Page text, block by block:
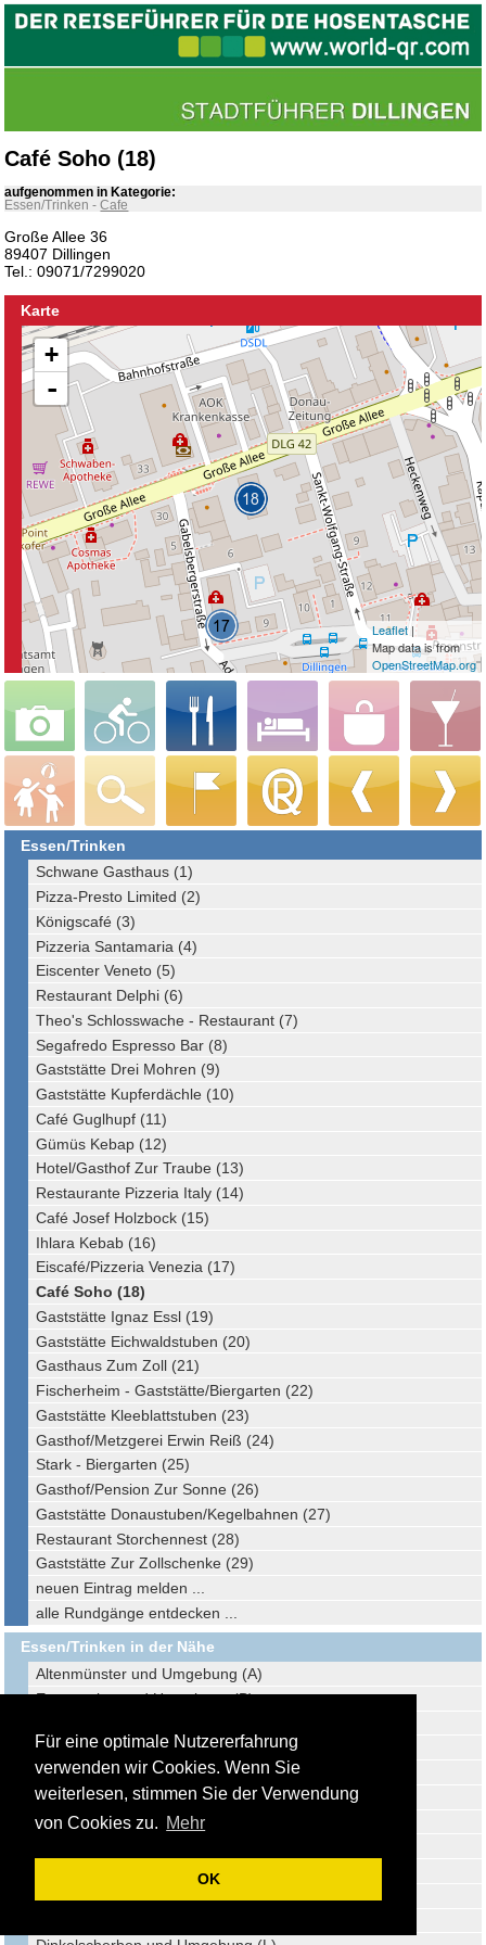
Für eine optimale Nutzererfahrung
verwenden wir Cookies. Wenn Sie
weiterlesen, stimmen Sie der Verwendung
von Cookies zu. Mehr
OK
Café Soho (18)
aufgenommen in Kategorie:
Essen/Trinken -Cafe
Große Allee 36
89407 Dillingen
Tel.: 09071/7299020
Karte
+
-
Leaflet|
Map data is from
OpenStreetMap.org
Essen/Trinken
Schwane Gasthaus (1)
Pizza-Presto Limited (2)
Königscafé (3)
Pizzeria Santamaria (4)
Eiscenter Veneto (5)
Restaurant Delphi (6)
Theo's Schlosswache - Restaurant (7)
Segafredo Espresso Bar (8)
Gaststätte Drei Mohren (9)
Gaststätte Kupferdächle (10)
Café Guglhupf (11)
Gümüs Kebap (12)
Hotel/Gasthof Zur Traube (13)
Restaurante Pizzeria Italy (14)
Café Josef Holzbock (15)
Ihlara Kebab (16)
Eiscafé/Pizzeria Venezia (17)
Café Soho (18)
Gaststätte Ignaz Essl (19)
Gaststätte Eichwaldstuben (20)
Gasthaus Zum Zoll (21)
Fischerheim - Gaststätte/Biergarten (22)
Gaststätte Kleeblattstuben (23)
Gasthof/Metzgerei Erwin Reiß (24)
Stark - Biergarten (25)
Gasthof/Pension Zur Sonne (26)
Gaststätte Donaustuben/Kegelbahnen (27)
Restaurant Storchennest (28)
Gaststätte Zur Zollschenke (29)
neuen Eintrag melden ...
alle Rundgänge entdecken ...
Essen/Trinken in der Nähe
Altenmünster und Umgebung (A)
Emersacker und Umgebung (B)
Zusmarshausen und Umgebung (D)
Heretsried und Umgebung (E)
Bonstetten und Umgebung (F)
Adelsried und Umgebung (G)
Horgau und Umgebung (I)